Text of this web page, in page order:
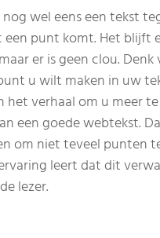
wel eens een tekst
punt komt. Het blijft
er is geen clou.
u wilt maken in uw
het verhaal om u meer
een goede webtekst.
om niet teveel punten
leert dat dit
lezer.